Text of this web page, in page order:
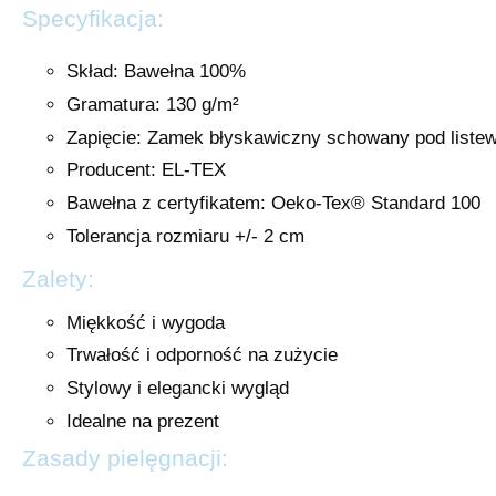
Specyfikacja:
Skład: Bawełna 100%
Gramatura: 130 g/m²
Zapięcie: Zamek błyskawiczny schowany pod
Producent: EL-TEX
Bawełna z certyfikatem: Oeko-Tex® Standard 100
Tolerancja rozmiaru +/- 2 cm
Zalety:
Miękkość i wygoda
Trwałość i odporność na zużycie
Stylowy i elegancki wygląd
Idealne na prezent
Zasady pielęgnacji: